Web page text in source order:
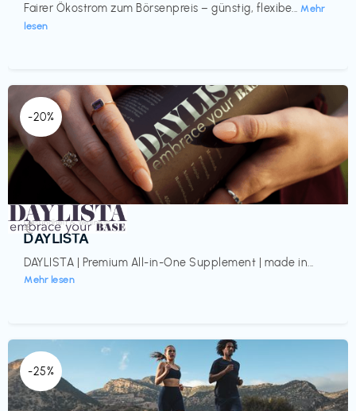
Fairer Ökostrom zum Börsenpreis – günstig, flexibe... Mehr
lesen
-20%
Gesundheit & Wellness
DAYLISTA
DAYLISTA | Premium All-in-One Supplement | made in...
Mehr lesen
€‎
-25%